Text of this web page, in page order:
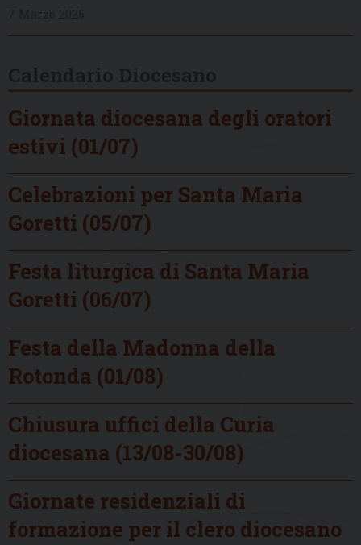
Giornata diocesana degli oratori
estivi (01/07)
Celebrazioni per Santa Maria
Goretti (05/07)
Festa liturgica di Santa Maria
Goretti (06/07)
Festa della Madonna della
Rotonda (01/08)
Chiusura uffici della Curia
diocesana (13/08-30/08)
Giornate residenziali di
formazione per il clero diocesano